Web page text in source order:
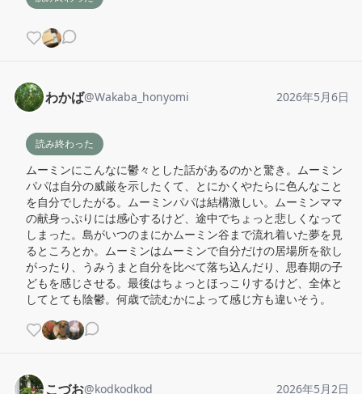
わかば@Wakaba_honyomi 2026年5月6日
読み終わった
ムーミンにこんなに鬱々とした話があるのかと驚き。ムーミン
パパは自分の威厳を示したくて、とにかくやたらに色んなこと
を自分でしたがる。ムーミンパパは結構激しい。ムーミンママ
の献身っぷりには感心するけど、途中でちょっと悲しくなって
しまった。島がいつのまにかムーミン谷まで流れ着いた夢を見
るところとか。ムーミンはムーミンで自分だけの居場所を欲し
がったり、うみうまと自分を比べて落ち込んだり、思春期の子
どもを感じさせる。最後はちょっとほっこりするけど、全体と
してとても陰鬱。何歳で読むかによって感じ方も違いそう。
こづお@kodkodkod 2026年5月2日